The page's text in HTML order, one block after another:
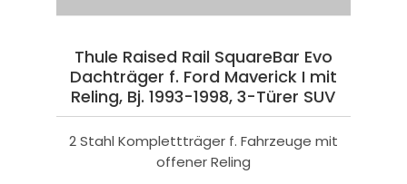
Thule Raised Rail SquareBar Evo
Dachträger f. Ford Maverick I mit
Reling, Bj. 1993-1998, 3-Türer SUV
2 Stahl Komplettträger f. Fahrzeuge mit
offener Reling